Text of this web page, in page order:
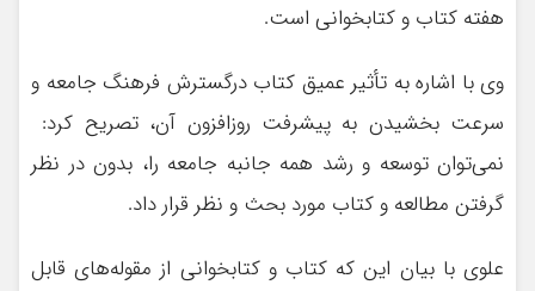
هفته کتاب و کتابخوانی است.
وی با اشاره به تأثیر عمیق کتاب درگسترش فرهنگ جامعه و
سرعت بخشیدن به پیشرفت روزافزون آن، تصریح کرد:
نمی‌توان توسعه و رشد همه جانبه جامعه را، بدون در نظر
گرفتن مطالعه و کتاب مورد بحث و نظر قرار داد.
علوی با بیان این که کتاب و کتابخوانی از مقوله‌های قابل